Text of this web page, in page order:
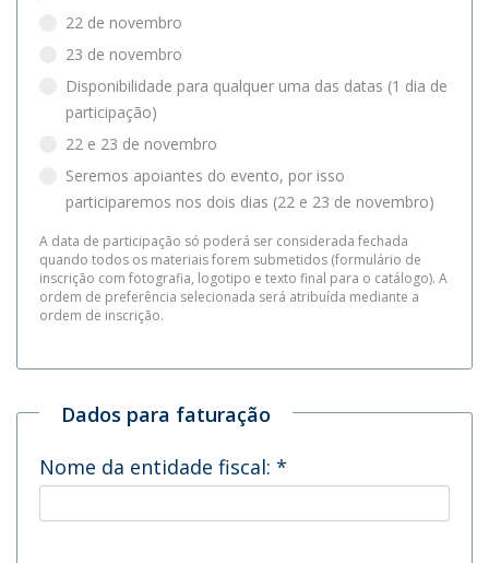
22 de novembro
23 de novembro
Disponibilidade para qualquer uma das datas (1 dia de
participação)
22 e 23 de novembro
Seremos apoiantes do evento, por isso
participaremos nos dois dias (22 e 23 de novembro)
A data de participação só poderá ser considerada fechada
quando todos os materiais forem submetidos (formulário de
inscrição com fotografia, logotipo e texto final para o catálogo). A
ordem de preferência selecionada será atribuída mediante a
ordem de inscrição.
Dados para faturação
Nome da entidade fiscal: *